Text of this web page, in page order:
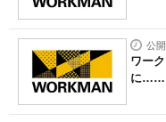
公
ワー
に……